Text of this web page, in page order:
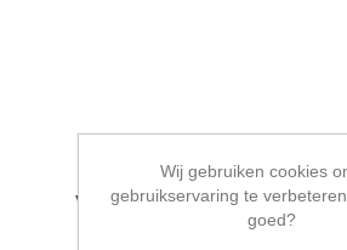
Viltlapjes,
Wij gebruiken cookies
gebruikservaring te
goed?